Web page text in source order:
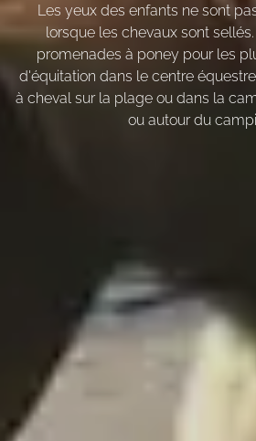
Les yeux des enfants ne sont
lorsque les chevaux sont
promenades à poney pour les
d'équitation dans le centre
à cheval sur la plage ou dans la
ou autour du